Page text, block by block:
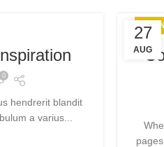
0
hendrerit blandit
a varius...
27
AUG